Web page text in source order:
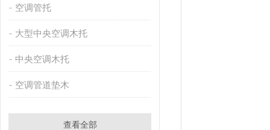
空调管托
大型中央空调木托
中央空调木托
空调管道垫木
查看全部